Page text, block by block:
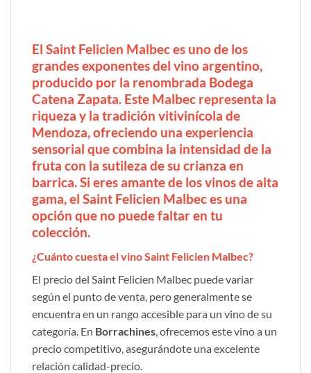
El Saint Felicien Malbec es uno de los
grandes exponentes del vino argentino,
producido por la renombrada Bodega
Catena Zapata. Este Malbec representa la
riqueza y la tradición vitivinícola de
Mendoza, ofreciendo una experiencia
sensorial que combina la intensidad de la
fruta con la sutileza de su crianza en
barrica. Si eres amante de los vinos de alta
gama, el Saint Felicien Malbec es una
opción que no puede faltar en tu
colección.
¿Cuánto cuesta el vino Saint Felicien Malbec?
El precio del Saint Felicien Malbec puede variar
según el punto de venta, pero generalmente se
encuentra en un rango accesible para un vino de su
categoría. En Borrachines, ofrecemos este vino a un
precio competitivo, asegurándote una excelente
relación calidad-precio.